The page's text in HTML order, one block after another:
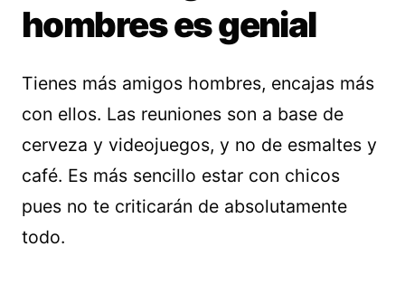
hombres es genial
Tienes más amigos hombres, encajas más
con ellos. Las reuniones son a base de
cerveza y videojuegos, y no de esmaltes y
café. Es más sencillo estar con chicos
pues no te criticarán de absolutamente
todo.